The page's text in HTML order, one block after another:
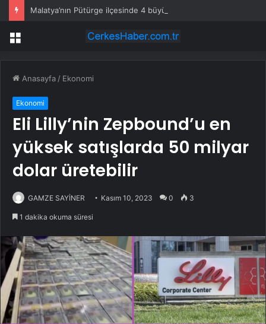
Menü
Anasayfa / Ekonomi
Ekonomi
Eli Lilly’nin Zepbound’u en
yüksek satışlarda 50 milyar
dolar üretebilir
GAMZE SAYİNER Kasım 10, 2023 0 3
1 dakika okuma süresi